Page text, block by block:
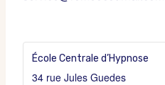
École Centrale d’Hypnose
34 rue Jules Guedes